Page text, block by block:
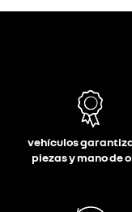
vehículos
piezas y mano de